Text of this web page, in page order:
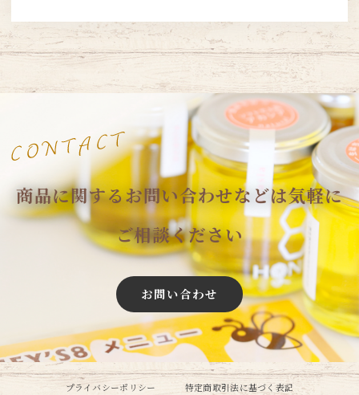
商品に関するお問い合わせなどは気軽に
ご相談ください
お問い合わせ
プライバシーポリシー 特定商取引法に基づく表記